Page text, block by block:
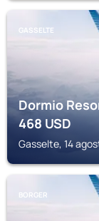
GASSELTE
Dormio
468USD
Gasselte, 14
BORGER